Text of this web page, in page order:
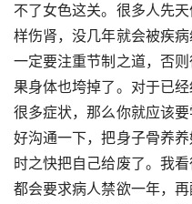
不了女色这关。很多人先
样伤肾，没几年就会被疾
一定要注重节制之道，否
果身体也垮掉了。对于已
很多症状，那么你就应该
好沟通一下，把身子骨养
时之快把自己给废了。我
都会要求病人禁欲一年，